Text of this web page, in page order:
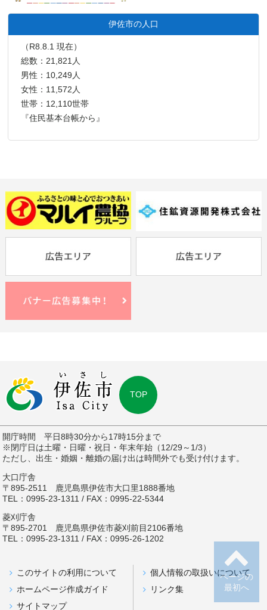
伊佐市の人口
（R8.8.1 現在）
総数：21,821人
男性：10,249人
女性：11,572人
世帯：12,110世帯
『住民基本台帳から』
ページの
最初へ
TOP
開庁時間 平日8時30分から17時15分まで
※閉庁日は土曜・日曜・祝日・年末年始（12/29～1/3）
ただし、出生・婚姻・離婚の届け出は時間外でも受け付けます。
大口庁舎
〒895-2511 鹿児島県伊佐市大口里1888番地
TEL：0995-23-1311 / FAX：0995-22-5344
菱刈庁舎
〒895-2701 鹿児島県伊佐市菱刈前目2106番地
TEL：0995-23-1311 / FAX：0995-26-1202
このサイトの利用について
個人情報の取扱いについて
ホームページ作成ガイド
リンク集
サイトマップ